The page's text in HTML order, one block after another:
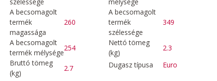
szélessége
mélysége
A becsomagolt
termék
magassága
260
A becsomagolt
termék
szélessége
349
A becsomagolt
termék mélysége
254
Nettó tömeg
(kg)
2.3
Bruttó tömeg
(kg)
2.7 Dugasz típusa Euro